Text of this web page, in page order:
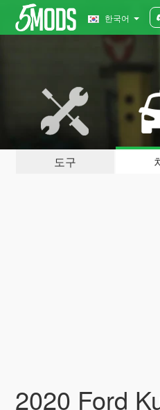
한국어
도구
2020 Ford